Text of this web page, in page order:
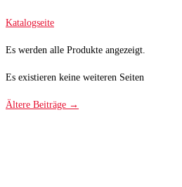
Katalogseite
Es werden alle Produkte angezeigt.
Es existieren keine weiteren Seiten
Ältere Beiträge →